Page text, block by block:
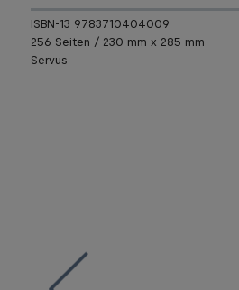
ISBN-13 9783710404009
256 Seiten / 230 mm x 285 mm
Servus